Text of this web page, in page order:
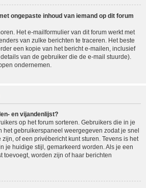
ongepaste inhoud van iemand op dit forum
Het e-mailformulier van dit forum werkt met
van zulke berichten te traceren. Het beste
een kopie van het bericht e-mailen, inclusief
van de gebruiker die de e-mail stuurde).
ondernemen.
en vijandenlijst?
op het forum sorteren. Gebruikers die in je
het gebruikerspaneel weergegeven zodat je snel
of een privébericht kunt sturen. Tevens is het
je huidige stijl, gemarkeerd worden. Als je een
toevoegt, worden zijn of haar berichten